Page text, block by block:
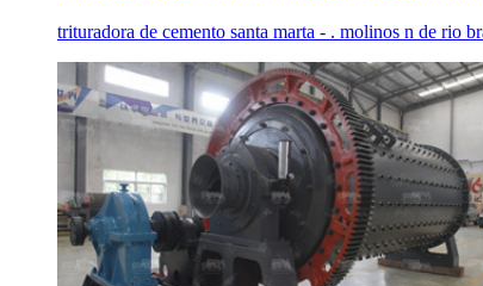
trituradora de cemento santa marta - . molinos n de rio